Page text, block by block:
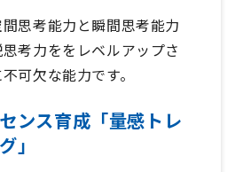
思考能力と瞬間思考能力
考力ををレベルアップさ
可欠な能力です。
ンス育成「量感トレ
」